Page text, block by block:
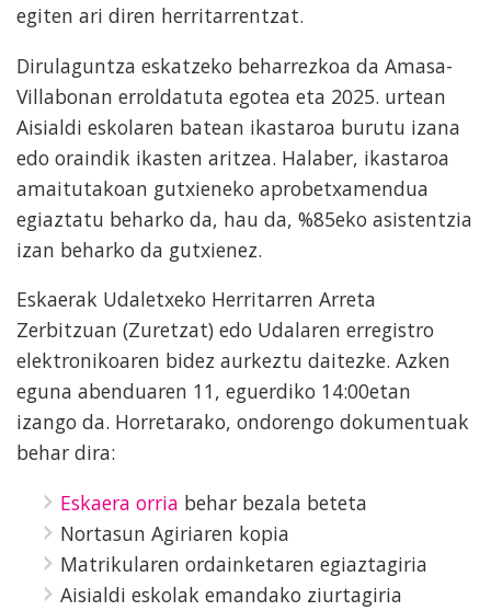
egiten ari diren herritarrentzat.
Dirulaguntza eskatzeko beharrezkoa da Amasa-
Villabonan erroldatuta egotea eta 2025. urtean
Aisialdi eskolaren batean ikastaroa burutu izana
edo oraindik ikasten aritzea. Halaber, ikastaroa
amaitutakoan gutxieneko aprobetxamendua
egiaztatu beharko da, hau da, %85eko asistentzia
izan beharko da gutxienez.
Eskaerak Udaletxeko Herritarren Arreta
Zerbitzuan (Zuretzat) edo Udalaren erregistro
elektronikoaren bidez aurkeztu daitezke. Azken
eguna abenduaren 11, eguerdiko 14:00etan
izango da. Horretarako, ondorengo dokumentuak
behar dira:
Eskaera orria behar bezala beteta
Nortasun Agiriaren kopia
Matrikularen ordainketaren egiaztagiria
Aisialdi eskolak emandako ziurtagiria